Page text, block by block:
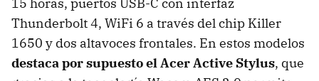
Thunderbolt 4, WiFi 6 a través del chip Killer
1650 y dos altavoces frontales. En estos modelos
destaca por supuesto el Acer Active Stylus, que